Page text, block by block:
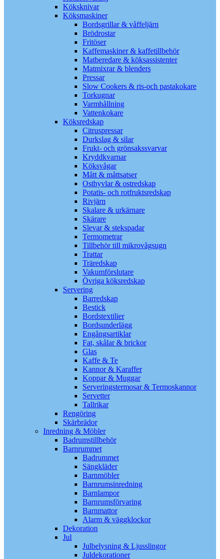
Köksknivar
Köksmaskiner
Bordsgrillar & våffeljärn
Brödrostar
Fritöser
Kaffemaskiner & kaffetillbehör
Matberedare & köksassistenter
Matmixrar & blenders
Pressar
Slow Cookers & ris-och pastakokare
Torkugnar
Varmhållning
Vattenkokare
Köksredskap
Citruspressar
Durkslag & silar
Frukt- och grönsakssvarvar
Kryddkvarnar
Köksvågar
Mått & måttsatser
Osthyvlar & ostredskap
Potatis- och rotfruktsredskap
Rivjärn
Skalare & urkärnare
Skärare
Slevar & stekspadar
Termometrar
Tillbehör till mikrovågsugn
Trattar
Träredskap
Vakumförslutare
Övriga köksredskap
Servering
Barredskap
Bestick
Bordstextilier
Bordsunderlägg
Engångsartiklar
Fat, skålar & brickor
Glas
Kaffe & Te
Kannor & Karaffer
Koppar & Muggar
Serveringstermosar & Termoskannor
Servetter
Tallrikar
Rengöring
Skärbrädor
Inredning & Möbler
Badrumstillbehör
Barnrummet
Badrummet
Sängkläder
Barnmöbler
Barnrumsinredning
Barnlampor
Barnrumsförvaring
Barnmattor
Alarm & väggklockor
Dekoration
Jul
Julbelysning & Ljusslingor
Juldekorationer